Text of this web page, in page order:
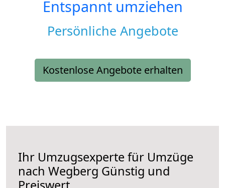
Entspannt umziehen
Persönliche Angebote
Kostenlose Angebote erhalten
Ihr Umzugsexperte für Umzüge
nach Wegberg Günstig und